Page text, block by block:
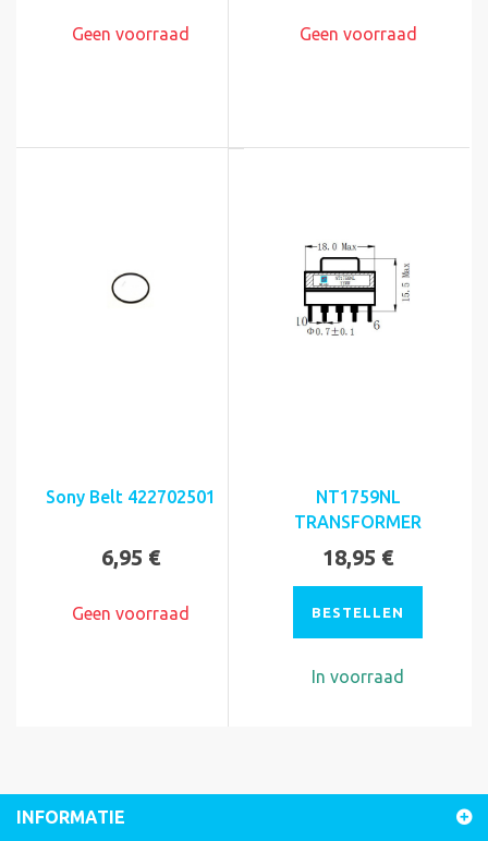
Geen voorraad Geen voorraad
Sony Belt 422702501
6,95 €
Geen voorraad
NT1759NL
TRANSFORMER
18,95 €
BESTELLEN
In voorraad
INFORMATIE